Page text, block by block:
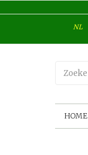
NL
HOME